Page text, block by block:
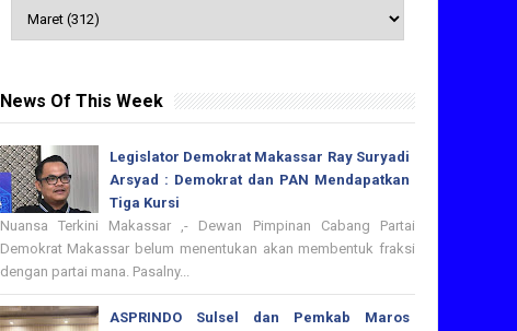
News Of This Week
Legislator Demokrat Makassar Ray Suryadi
Arsyad : Demokrat dan PAN Mendapatkan
Tiga Kursi
Nuansa Terkini Makassar ,- Dewan Pimpinan Cabang Partai
Demokrat Makassar belum menentukan akan membentuk fraksi
dengan partai mana. Pasalny...
ASPRINDO Sulsel dan Pemkab Maros